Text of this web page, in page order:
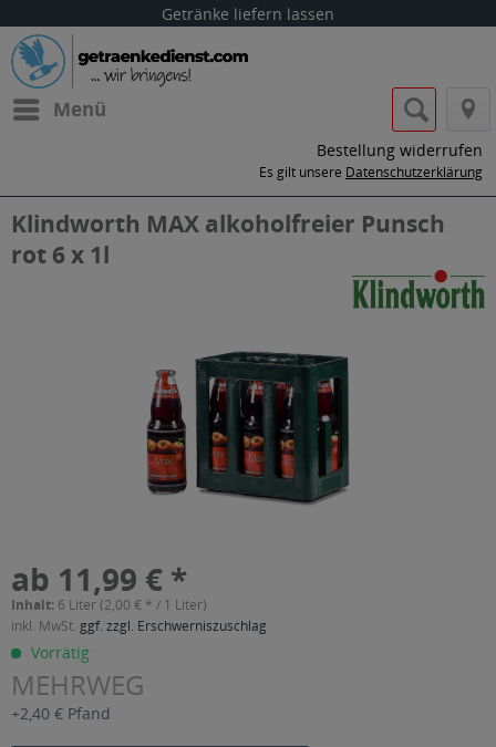
Getränke liefern lassen
Menü
Bestellung widerrufen
Es gilt unsere Datenschutzerklärung
Klindworth MAX alkoholfreier Punsch
rot 6 x 1l
ab 11,99 € *
Inhalt: 6 Liter (2,00 € * / 1 Liter)
inkl. MwSt. ggf. zzgl. Erschwerniszuschlag
Vorrätig
MEHRWEG
+2,40 € Pfand